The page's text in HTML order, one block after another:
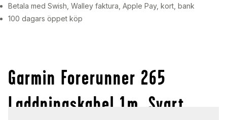
Betala med Swish, Walley faktura, Apple Pay, kort, bank
100 dagars öppet köp
Garmin Forerunner 265
Laddningskabel 1m, Svart